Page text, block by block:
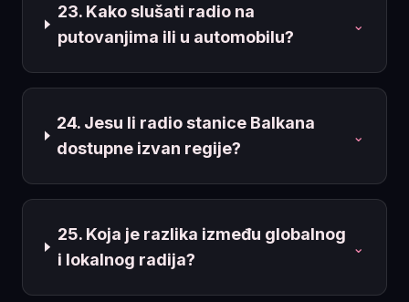
23. Kako slušati radio na
putovanjima ili u automobilu?
⌄
24. Jesu li radio stanice Balkana
dostupne izvan regije?
⌄
25. Koja je razlika između globalnog
i lokalnog radija?
⌄